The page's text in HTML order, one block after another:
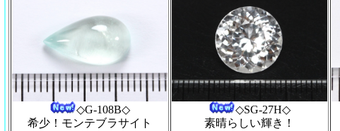
◇G-108B◇
希少！モンテブラサイト
◇SG-27H◇
素晴らしい輝き！